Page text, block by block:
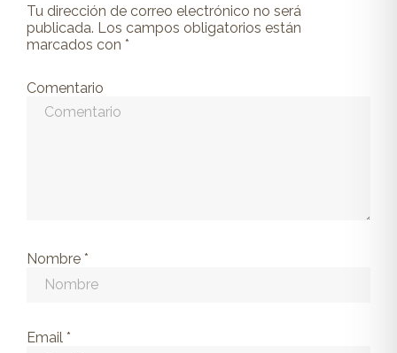
Tu dirección de correo electrónico no será
publicada. Los campos obligatorios están
marcados con *
Comentario
Nombre *
Email *